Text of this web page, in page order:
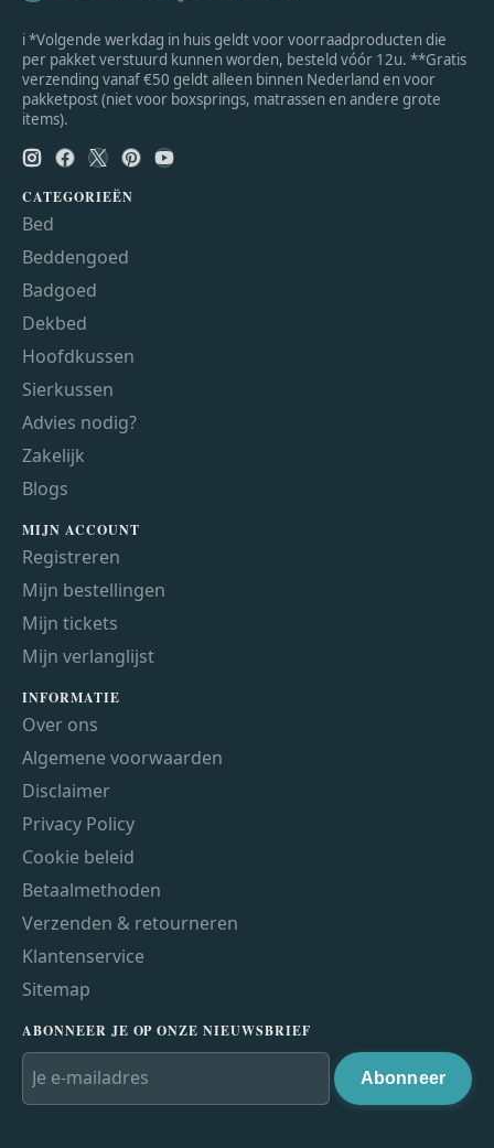
ℹ *Volgende werkdag in huis geldt voor voorraadproducten die
per pakket verstuurd kunnen worden, besteld vóór 12u. **Gratis
verzending vanaf €50 geldt alleen binnen Nederland en voor
pakketpost (niet voor boxsprings, matrassen en andere grote
items).
CATEGORIEËN
Bed
Beddengoed
Badgoed
Dekbed
Hoofdkussen
Sierkussen
Advies nodig?
Zakelijk
Blogs
MIJN ACCOUNT
Registreren
Mijn bestellingen
Mijn tickets
Mijn verlanglijst
INFORMATIE
Over ons
Algemene voorwaarden
Disclaimer
Privacy Policy
Cookie beleid
Betaalmethoden
Verzenden & retourneren
Klantenservice
Sitemap
ABONNEER JE OP ONZE NIEUWSBRIEF
Abonneer